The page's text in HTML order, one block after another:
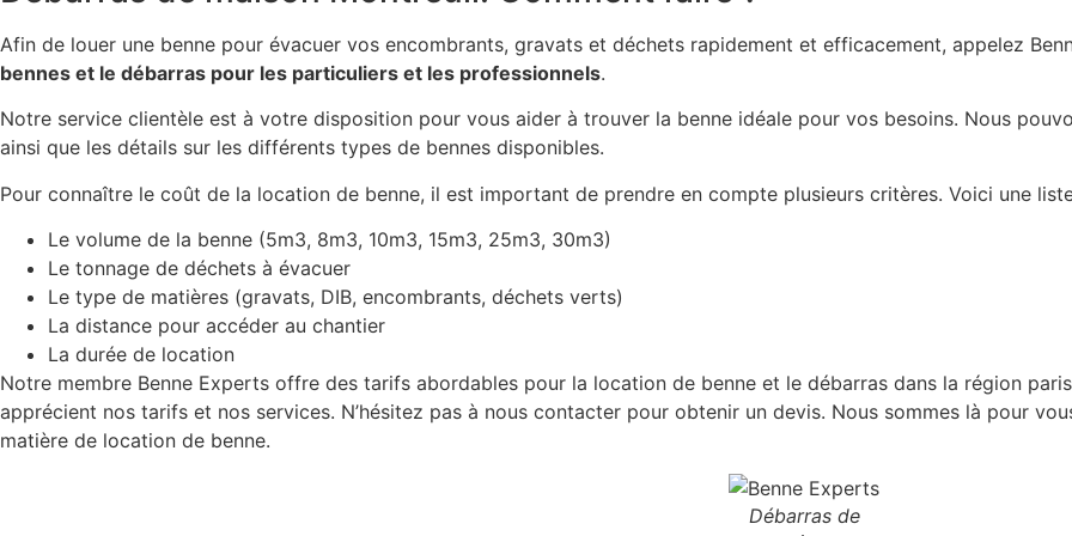
Afin de louer une benne pour évacuer vos encombrants, gravats et déchets rapidement et efficacement, appelez
bennes et le débarras pour les particuliers et les professionnels.
Notre service clientèle est à votre disposition pour vous aider à trouver la benne idéale pour vos besoins. Nous
ainsi que les détails sur les différents types de bennes disponibles.
Pour connaître le coût de la location de benne, il est important de prendre en compte plusieurs critères. Voici une
Le volume de la benne (5m3, 8m3, 10m3, 15m3, 25m3, 30m3)
Le tonnage de déchets à évacuer
Le type de matières (gravats, DIB, encombrants, déchets verts)
La distance pour accéder au chantier
La durée de location
Notre membre Benne Experts offre des tarifs abordables pour la location de benne et le débarras dans la région
apprécient nos tarifs et nos services. N’hésitez pas à nous contacter pour obtenir un devis. Nous sommes là pour
matière de location de benne.
Débarras de